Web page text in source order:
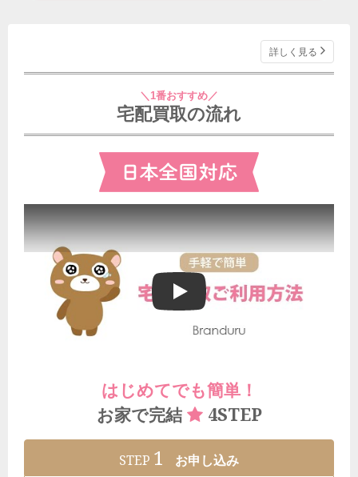
詳しく見る
＼1番おすすめ／
宅配買取の流れ
ブランドゥールの宅配買取ご利用方法
はじめてでも簡単！
お家で完結
4STEP
STEP 1 お申し込み